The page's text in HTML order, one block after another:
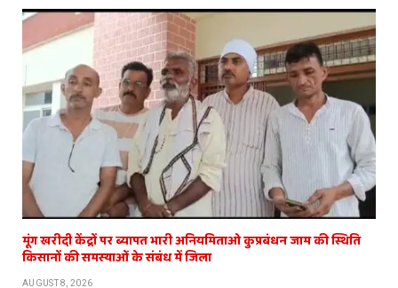
मूंग खरीदी केंद्रों पर ब्यापत भारी अनियमिताओ कुप्रबंधन जाम की स्थिति
किसानों की समस्याओं के संबंध में जिला
AUGUST 8, 2026